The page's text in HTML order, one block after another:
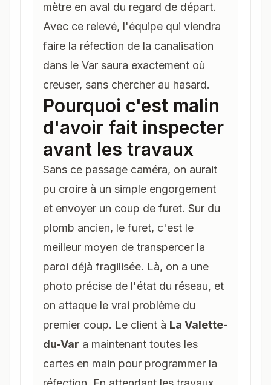
mètre en aval du regard de départ.
Avec ce relevé, l'équipe qui viendra
faire la réfection de la canalisation
dans le Var saura exactement où
creuser, sans chercher au hasard.
Pourquoi c'est malin
d'avoir fait inspecter
avant les travaux
Sans ce passage caméra, on aurait
pu croire à un simple engorgement
et envoyer un coup de furet. Sur du
plomb ancien, le furet, c'est le
meilleur moyen de transpercer la
paroi déjà fragilisée. Là, on a une
photo précise de l'état du réseau, et
on attaque le vrai problème du
premier coup. Le client à La Valette-
du-Var a maintenant toutes les
cartes en main pour programmer la